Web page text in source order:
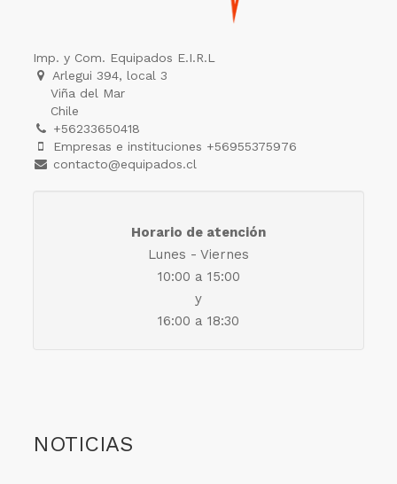
Imp. y Com. Equipados E.I.R.L
Arlegui 394, local 3
Viña del Mar
Chile
+56233650418
Empresas e instituciones +56955375976
contacto@equipados.cl
Horario de atención
Lunes - Viernes
10:00 a 15:00
y
16:00 a 18:30
NOTICIAS